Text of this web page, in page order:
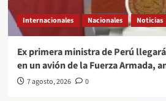
Internacionales Nacionales Noticias
Ex primera ministra de Perú
en un avión de la Fuerza Armada,
7 agosto, 2026 0